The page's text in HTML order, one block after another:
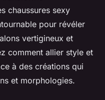
chaussures sexy
pour révéler
vertigineux et
comment allier style et
à des créations qui
et morphologies.